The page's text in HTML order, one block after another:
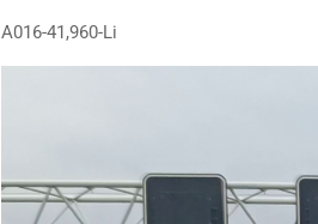
A016-41,960-Li